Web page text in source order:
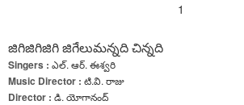
1
జిగిజిగిజిగి జిగేలుమన్నది చిన్నది
Singers : ఎల్. ఆర్. ఈశ్వరి
Music Director : టి.వి. రాజు
Director : డి. యోగానంద్